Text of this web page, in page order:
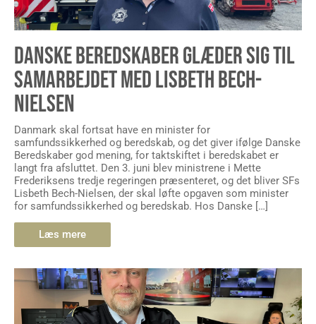
DANSKE BEREDSKABER GLÆDER SIG TIL
SAMARBEJDET MED LISBETH BECH-
NIELSEN
Danmark skal fortsat have en minister for
samfundssikkerhed og beredskab, og det giver ifølge Danske
Beredskaber god mening, for taktskiftet i beredskabet er
langt fra afsluttet. Den 3. juni blev ministrene i Mette
Frederiksens tredje regeringen præsenteret, og det bliver SFs
Lisbeth Bech-Nielsen, der skal løfte opgaven som minister
for samfundssikkerhed og beredskab. Hos Danske […]
Læs mere